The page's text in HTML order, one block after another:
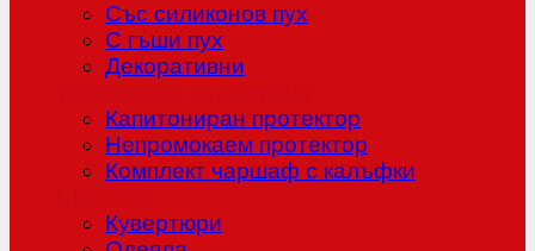
Със силиконов пух
С гъши пух
Декоративни
Капитониран протектор
Непромокаем протектор
Комплект чаршаф с калъфки
Кувертюри